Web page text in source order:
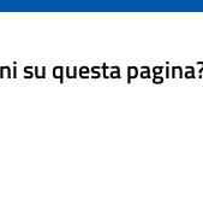
su questa